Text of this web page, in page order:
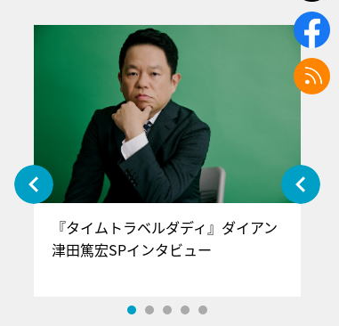
『タイムトラベルダディ』ダイアン
津田篤宏SPインタビュー